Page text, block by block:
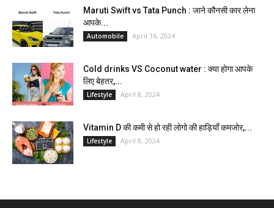
Maruti Swift vs Tata Punch : जाने कौनसी कार लेना
आपके...
Automobile April 16, 2024
Cold drinks VS Coconut water : क्या होगा आपके
लिए बेहतर,...
Lifestyle April 8, 2024
Vitamin D की कमी से हो रही लोगो की हाड़ियाँ कमजोर,...
Lifestyle April 8, 2024